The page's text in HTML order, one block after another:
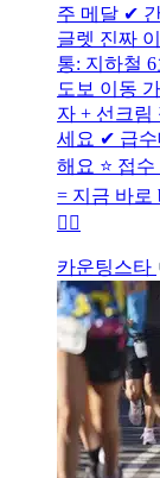
주 메달 ✔
글렛 진짜
통: 지하철
도보 이동
자 + 선크
세요 ✔ 급수
해요 ⭐ 접
= 지금 바로
🏃‍♂️
카운팅스타